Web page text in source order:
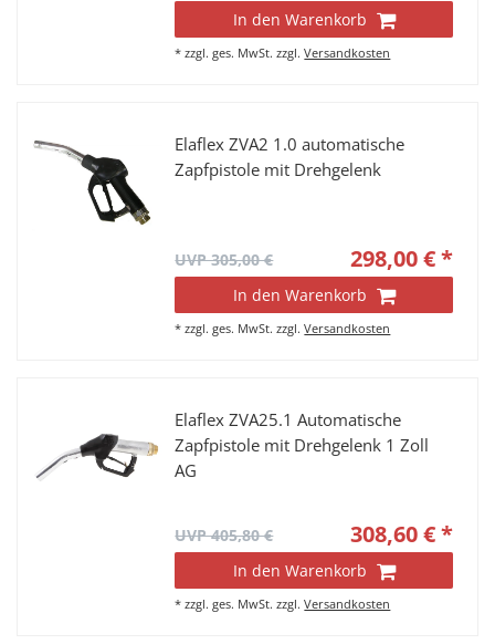
In den Warenkorb
*zzgl. ges. MwSt. zzgl.Versandkosten
Elaflex ZVA2 1.0 automatische
Zapfpistole mit Drehgelenk
UVP 305,00 € 298,00 € *
In den Warenkorb
*zzgl. ges. MwSt. zzgl.Versandkosten
Elaflex ZVA25.1 Automatische
Zapfpistole mit Drehgelenk 1 Zoll
AG
UVP 405,80 € 308,60 € *
In den Warenkorb
*zzgl. ges. MwSt. zzgl.Versandkosten